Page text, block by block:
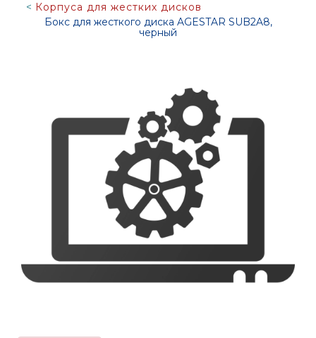
Корпуса для жестких дисков
Бокс для жесткого диска AGESTAR SUB2A8,
черный